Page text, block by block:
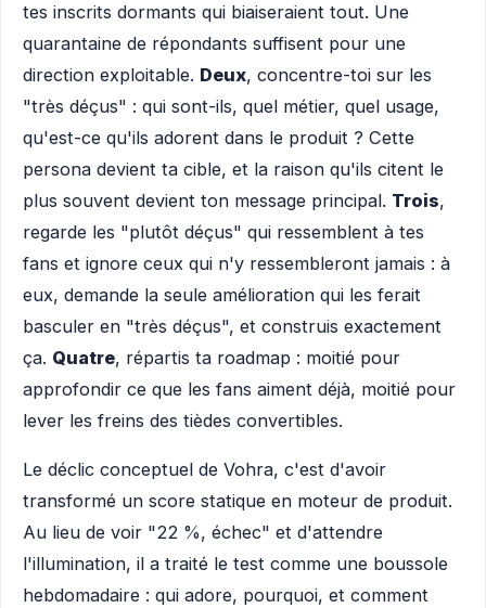
tes inscrits dormants qui biaiseraient tout. Une
quarantaine de répondants suffisent pour une
direction exploitable. Deux, concentre-toi sur les
"très déçus" : qui sont-ils, quel métier, quel usage,
qu'est-ce qu'ils adorent dans le produit ? Cette
persona devient ta cible, et la raison qu'ils citent le
plus souvent devient ton message principal. Trois,
regarde les "plutôt déçus" qui ressemblent à tes
fans et ignore ceux qui n'y ressembleront jamais : à
eux, demande la seule amélioration qui les ferait
basculer en "très déçus", et construis exactement
ça. Quatre, répartis ta roadmap : moitié pour
approfondir ce que les fans aiment déjà, moitié pour
lever les freins des tièdes convertibles.
Le déclic conceptuel de Vohra, c'est d'avoir
transformé un score statique en moteur de produit.
Au lieu de voir "22 %, échec" et d'attendre
l'illumination, il a traité le test comme une boussole
hebdomadaire : qui adore, pourquoi, et comment